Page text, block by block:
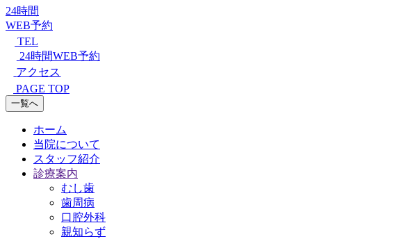
24時間
WEB予約
TEL
24時間WEB予約
アクセス
PAGE TOP
一覧へ
ホーム
当院について
スタッフ紹介
診療案内
むし歯
歯周病
口腔外科
親知らず